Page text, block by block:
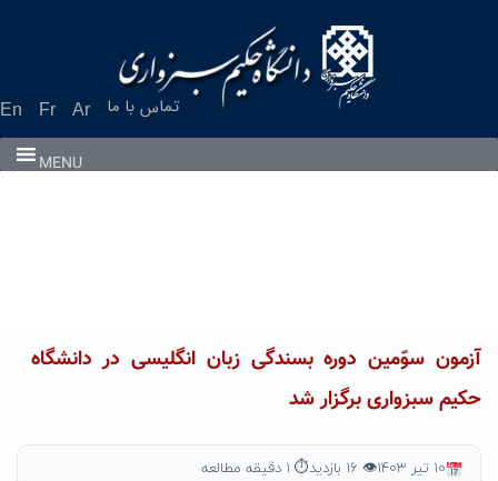
En Fr Ar تماس با ما
MENU
آزمون سوّمین دوره بسندگی زبان انگلیسی در دانشگاه
حکیم سبزواری برگزار شد
۱۰ تیر ۱۴۰۳ 👁 ۱۶ بازدید ⏱ ۱ دقیقه مطالعه